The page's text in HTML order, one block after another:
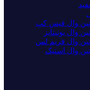
وال فیس کپ
وال یونیتایز
وال فریم لس
وال استیک